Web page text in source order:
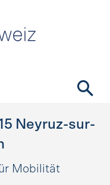
Neyruz-sur-
Mobilität